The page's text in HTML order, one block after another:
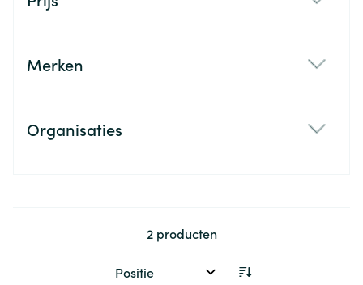
Merken
Organisaties
2producten
Sorteer op: